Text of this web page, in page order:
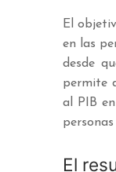
El
en las
desde
permite
al PIB
El